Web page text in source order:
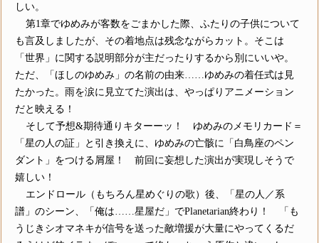
しい。
第1章でゆめみが客数をごまかした際、ふたりの子供について
も言及しましたが、その着地点は残念ながらカット。そこは
「世界」に関する説明部分が主だったりするから別にいいや。
ただ、「ほしのゆめみ」の名前の由来……ゆめみの着任式は見
たかった。雨を涙に見立てた演出は、やっぱりアニメーション
だと映える！
そして予想&期待通りキターーッ！ ゆめみのメモリカード＝
「星の人の証」と引き換えに、ゆめみの亡骸に「白鳥座のペン
ダント」をつける屑屋！ 前回に妄想した演出が実現しそうで
嬉しい！
エンドロール（もちろん星めぐりの歌）後、「星の人／系
譜」のシーン、「俺は……星屋だ」でPlanetarian終わり！ 「も
うじきシオマネキが信号を送った敵増援が大量にやってくるだ